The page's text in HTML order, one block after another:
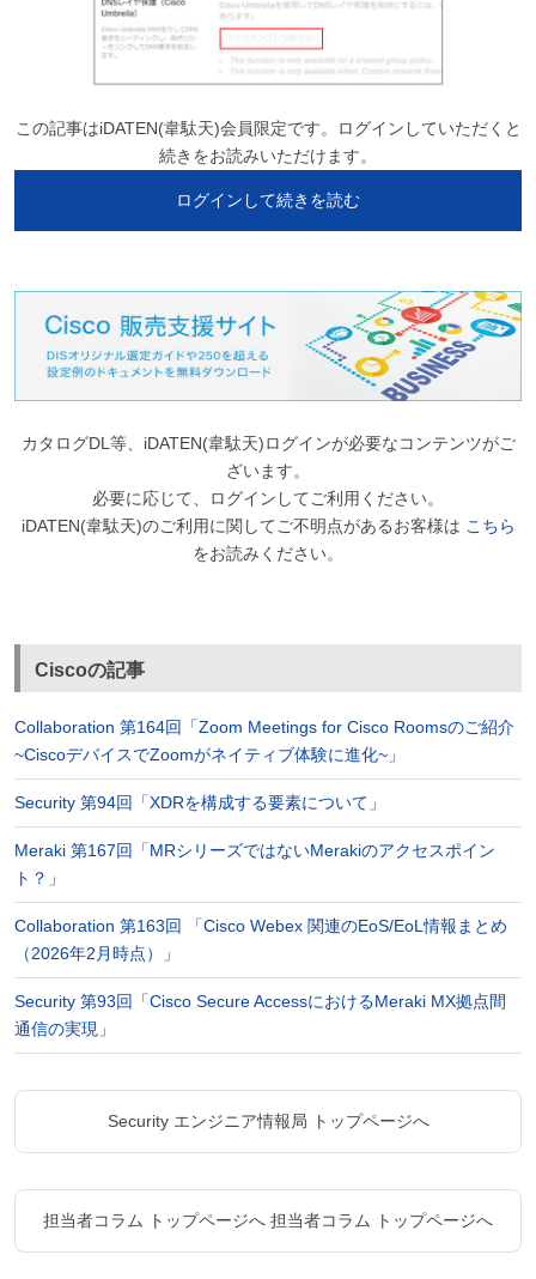
この記事はiDATEN(韋駄天)会員限定です。ログインしていただくと
続きをお読みいただけます。
ログインして続きを読む
カタログDL等、iDATEN(韋駄天)ログインが必要なコンテンツがご
ざいます。
必要に応じて、ログインしてご利用ください。
iDATEN(韋駄天)のご利用に関してご不明点があるお客様は こちら
をお読みください。
Ciscoの記事
Collaboration 第164回「Zoom Meetings for Cisco Roomsのご紹介
~CiscoデバイスでZoomがネイティブ体験に進化~」
Security 第94回「XDRを構成する要素について」
Meraki 第167回「MRシリーズではないMerakiのアクセスポイン
ト？」
Collaboration 第163回 「Cisco Webex 関連のEoS/EoL情報まとめ
（2026年2月時点）」
Security 第93回「Cisco Secure AccessにおけるMeraki MX拠点間
通信の実現」
Security エンジニア情報局 トップページへ
担当者コラム トップページへ 担当者コラム トップページへ